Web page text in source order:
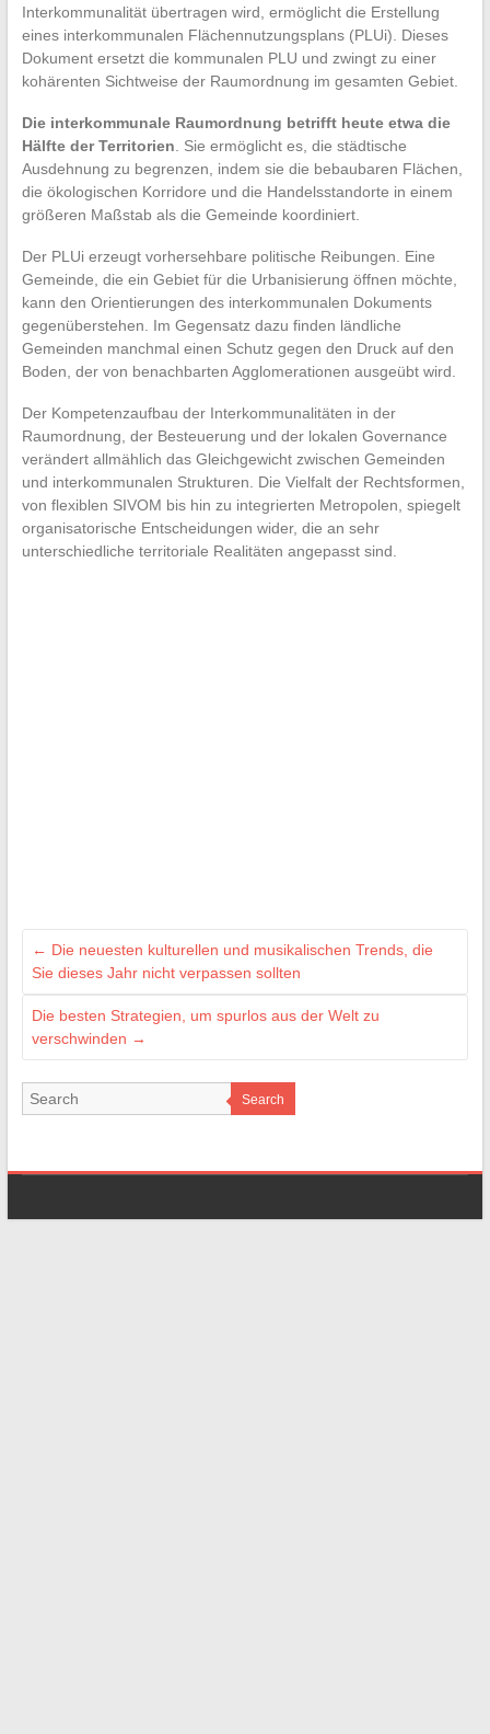
Interkommunalität übertragen wird, ermöglicht die Erstellung
eines interkommunalen Flächennutzungsplans (PLUi). Dieses
Dokument ersetzt die kommunalen PLU und zwingt zu einer
kohärenten Sichtweise der Raumordnung im gesamten Gebiet.
Die interkommunale Raumordnung betrifft heute etwa die
Hälfte der Territorien. Sie ermöglicht es, die städtische
Ausdehnung zu begrenzen, indem sie die bebaubaren Flächen,
die ökologischen Korridore und die Handelsstandorte in einem
größeren Maßstab als die Gemeinde koordiniert.
Der PLUi erzeugt vorhersehbare politische Reibungen. Eine
Gemeinde, die ein Gebiet für die Urbanisierung öffnen möchte,
kann den Orientierungen des interkommunalen Dokuments
gegenüberstehen. Im Gegensatz dazu finden ländliche
Gemeinden manchmal einen Schutz gegen den Druck auf den
Boden, der von benachbarten Agglomerationen ausgeübt wird.
Der Kompetenzaufbau der Interkommunalitäten in der
Raumordnung, der Besteuerung und der lokalen Governance
verändert allmählich das Gleichgewicht zwischen Gemeinden
und interkommunalen Strukturen. Die Vielfalt der Rechtsformen,
von flexiblen SIVOM bis hin zu integrierten Metropolen, spiegelt
organisatorische Entscheidungen wider, die an sehr
unterschiedliche territoriale Realitäten angepasst sind.
← Die neuesten kulturellen und musikalischen Trends, die
Sie dieses Jahr nicht verpassen sollten
Die besten Strategien, um spurlos aus der Welt zu
verschwinden →
Search